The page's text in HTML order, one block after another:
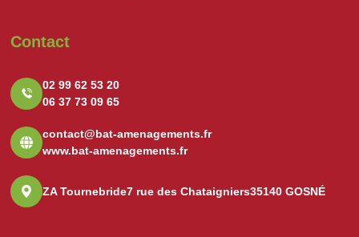
Contact
02 99 62 53 20
06 37 73 09 65
contact@bat-amenagements.fr
www.bat-amenagements.fr
ZA Tournebride7 rue des Chataigniers35140 GOSNÉ